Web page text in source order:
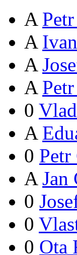
A
A
A
A
0
A
0 Petr
A Jan
0
0
0 Ota